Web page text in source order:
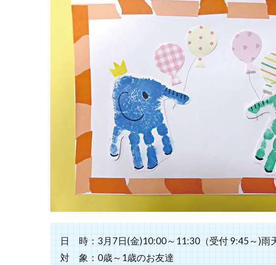
日 時：3月7日(金)10:00～11:30（受付 9:45～)雨
対 象：0歳～1歳のお友達